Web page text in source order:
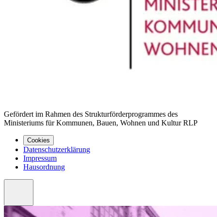
Gefördert im Rahmen des Strukturförderprogrammes des
Ministeriums für Kommunen, Bauen, Wohnen und Kultur RLP
Cookies
Datenschutzerklärung
Impressum
Hausordnung